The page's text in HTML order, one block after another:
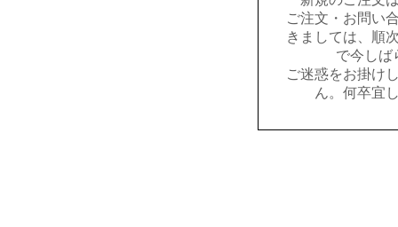
ご注文・お問い
きましては、順
で今しば
ご迷惑をお掛け
ん。何卒宜